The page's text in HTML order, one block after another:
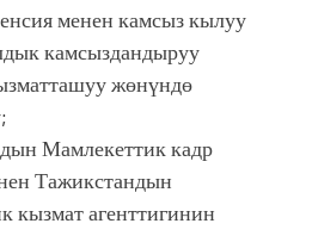
менен камсыз кылуу
камсыздандыруу
жөнүндө
Мамлекеттик кадр
Тажикстандын
кызмат агенттигинин